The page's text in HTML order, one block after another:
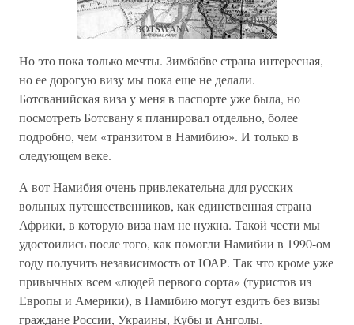
Но это пока только мечты. Зимбабве страна интересная,
но ее дорогую визу мы пока еще не делали.
Ботсванийская виза у меня в паспорте уже была, но
посмотреть Ботсвану я планировал отдельно, более
подробно, чем «транзитом в Намибию». И только в
следующем веке.
А вот Намибия очень привлекательна для русских
вольных путешественников, как единственная страна
Африки, в которую виза нам не нужна. Такой чести мы
удостоились после того, как помогли Намибии в 1990-ом
году получить независимость от ЮАР. Так что кроме уже
привычных всем «людей первого сорта» (туристов из
Европы и Америки), в Намибию могут ездить без визы
граждане России, Украины, Кубы и Анголы.